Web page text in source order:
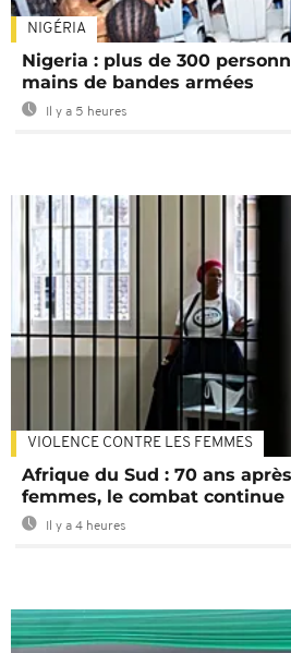
NIGÉRIA
Nigeria : plus de 300
mains de bandes armées
Il y a 5 heures
VIOLENCE CONTRE LES FEMMES
Afrique du Sud : 70 ans
femmes, le combat continue
Il y a 4 heures